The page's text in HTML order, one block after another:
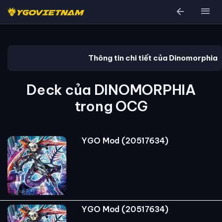
arrow_back menu
Thông tin chi tiết của Dinomorphia
Deck của DINOMORPHIA
trong OCG
YGO Mod (20517634)
YGO Mod (20517634)